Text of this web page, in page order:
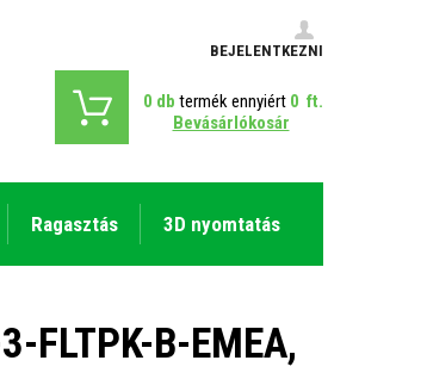
BEJELENTKEZNI
0 db termék ennyiért 0 ft.
Bevásárlókosár
Ragasztás 3D nyomtatás
FLTPK-B-EMEA,